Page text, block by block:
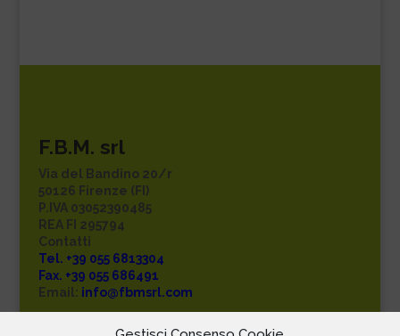
F.B.M. srl
Via del Bandino 20/r
50126 Firenze (FI)
P.IVA 03052390485
REA FI 295794
Contatti
Tel. +39 055 6813304
Fax. +39 055 686491
Email: info@fbmsrl.com